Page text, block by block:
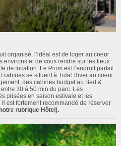
organisé, l’idéal est de loger au coeur
environs et de vous rendre sur les lieux
de location. Le Prom est l’endroit parfait
cabines se situent à Tidal River au coeur
des cabines budget au Bed &
30 à 50 min du parc. Les
prisées en saison estivale et les
est fortement recommandé de réserver
rubrique Hôtel).